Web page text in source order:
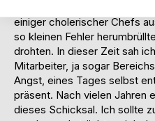
einiger cholerischer Chefs
so kleinen Fehler
drohten. In dieser Zeit sah
Mitarbeiter, ja sogar
Angst, eines Tages selbst
präsent. Nach vielen Jahren
dieses Schicksal. Ich sollte